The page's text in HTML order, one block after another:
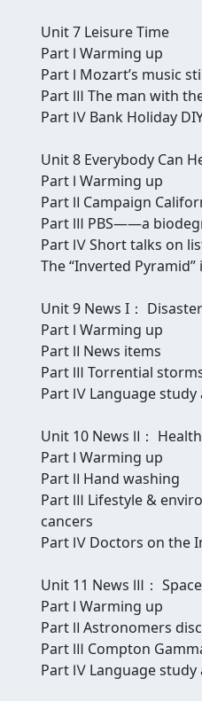
Unit 7 Leisure Time
Part Ⅰ Warming up
Part Ⅰ Mozart’s music
Part Ⅲ The man with
Part Ⅳ Bank Holiday
Unit 8 Everybody Can
Part Ⅰ Warming up
Part Ⅱ Campaign
Part Ⅲ PBS——a
Part Ⅳ Short talks on
The “Inverted
Unit 9 News I：
Part Ⅰ Warming up
Part Ⅱ News items
Part Ⅲ Torrential
Part Ⅳ Language
Unit 10 News Ⅱ： Health
Part Ⅰ Warming up
Part Ⅱ Hand washing
Part Ⅲ Lifestyle &
cancers
Part Ⅳ Doctors on the
Unit 11 News Ⅲ： Space
Part Ⅰ Warming up
Part Ⅱ Astronomers
Part Ⅲ Compton
Part Ⅳ Language